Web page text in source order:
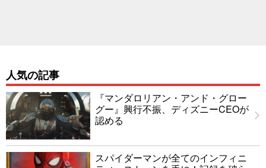
人気の記事
『マンダロリアン・アンド・グロー
グー』興行不振、ディズニーCEOが
認める
スパイダーマンが全てのインフィニ